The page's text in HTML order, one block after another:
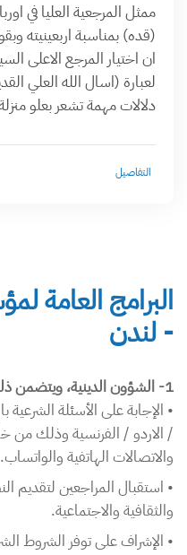
ممثل المرجعية العليا في
(قده) بمناسبة اربعينيته
ان اختيار المرجع الاعلى
لعبارة (اسال الله العلي
دلالات مهمة تشعر بعلو
التفاصيل
البرامج العامة
- لندن
1- الشؤون الدينية، ويتضمن ذلك:
• الإجابة على الأسئلة الشرعية
والاتصالات الهاتفية والواتساب.
• استقبال المراجعين لتقديم
والثقافية والاجتماعية.
• الإشراف على توفر الشروط